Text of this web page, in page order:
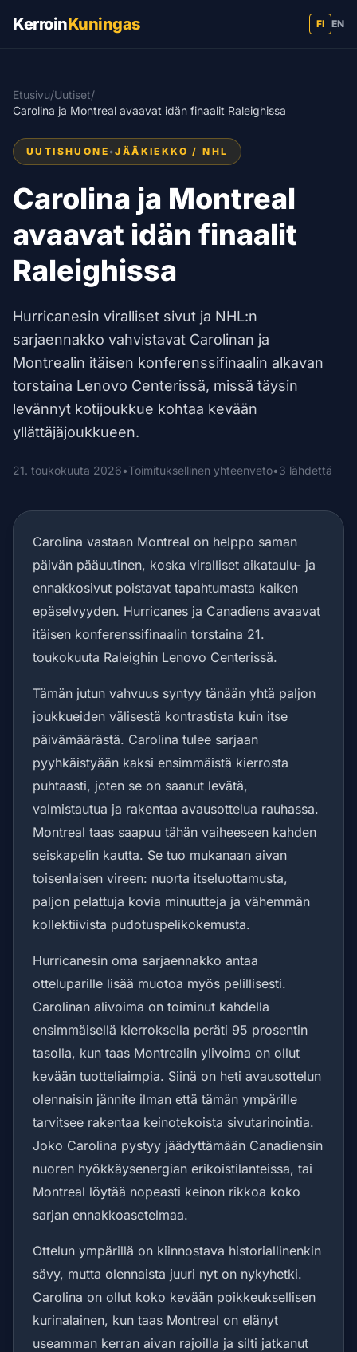
KerroinKuningas FI EN
Etusivu/Uutiset/
Carolina ja Montreal avaavat idän finaalit Raleighissa
UUTISHUONE •JÄÄKIEKKO / NHL
Carolina ja Montreal
avaavat idän finaalit
Raleighissa
Hurricanesin viralliset sivut ja NHL:n
sarjaennakko vahvistavat Carolinan ja
Montrealin itäisen konferenssifinaalin alkavan
torstaina Lenovo Centerissä, missä täysin
levännyt kotijoukkue kohtaa kevään
yllättäjäjoukkueen.
21. toukokuuta 2026•Toimituksellinen yhteenveto•3 lähdettä
Carolina vastaan Montreal on helppo saman
päivän pääuutinen, koska viralliset aikataulu- ja
ennakkosivut poistavat tapahtumasta kaiken
epäselvyyden. Hurricanes ja Canadiens avaavat
itäisen konferenssifinaalin torstaina 21.
toukokuuta Raleighin Lenovo Centerissä.
Tämän jutun vahvuus syntyy tänään yhtä paljon
joukkueiden välisestä kontrastista kuin itse
päivämäärästä. Carolina tulee sarjaan
pyyhkäistyään kaksi ensimmäistä kierrosta
puhtaasti, joten se on saanut levätä,
valmistautua ja rakentaa avausottelua rauhassa.
Montreal taas saapuu tähän vaiheeseen kahden
seiskapelin kautta. Se tuo mukanaan aivan
toisenlaisen vireen: nuorta itseluottamusta,
paljon pelattuja kovia minuutteja ja vähemmän
kollektiivista pudotuspelikokemusta.
Hurricanesin oma sarjaennakko antaa
otteluparille lisää muotoa myös pelillisesti.
Carolinan alivoima on toiminut kahdella
ensimmäisellä kierroksella peräti 95 prosentin
tasolla, kun taas Montrealin ylivoima on ollut
kevään tuotteliaimpia. Siinä on heti avausottelun
olennaisin jännite ilman että tämän ympärille
tarvitsee rakentaa keinotekoista sivutarinointia.
Joko Carolina pystyy jäädyttämään Canadiensin
nuoren hyökkäysenergian erikoistilanteissa, tai
Montreal löytää nopeasti keinon rikkoa koko
sarjan ennakkoasetelmaa.
Ottelun ympärillä on kiinnostava historiallinenkin
sävy, mutta olennaista juuri nyt on nykyhetki.
Carolina on ollut koko kevään poikkeuksellisen
kurinalainen, kun taas Montreal on elänyt
useamman kerran aivan rajoilla ja silti jatkanut